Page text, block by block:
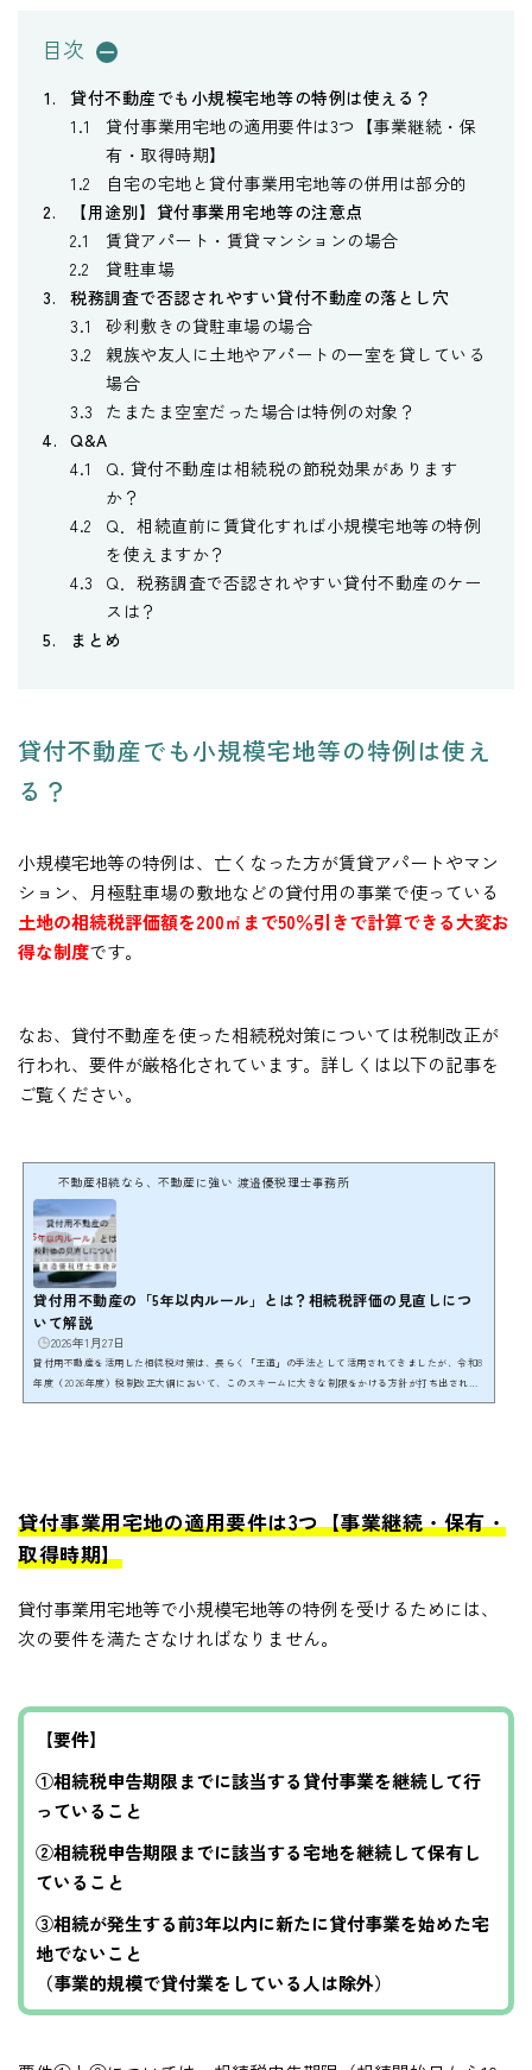
目次
貸付不動産でも小規模宅地等の特例は使える？
貸付事業用宅地の適用要件は3つ【事業継続・保
有・取得時期】
自宅の宅地と貸付事業用宅地等の併用は部分的
【用途別】貸付事業用宅地等の注意点
賃貸アパート・賃貸マンションの場合
貸駐車場
税務調査で否認されやすい貸付不動産の落とし穴
砂利敷きの貸駐車場の場合
親族や友人に土地やアパートの一室を貸している
場合
たまたま空室だった場合は特例の対象？
Q&A
Q. 貸付不動産は相続税の節税効果があります
か？
Q．相続直前に賃貸化すれば小規模宅地等の特例
を使えますか？
Q．税務調査で否認されやすい貸付不動産のケー
スは？
まとめ
貸付不動産でも小規模宅地等の特例は使え
る？
小規模宅地等の特例は、亡くなった方が賃貸アパートやマン
ション、月極駐車場の敷地などの貸付用の事業で使っている
土地の相続税評価額を200㎡まで50％引きで計算できる大変お
得な制度です。
なお、貸付不動産を使った相続税対策については税制改正が
行われ、要件が厳格化されています。詳しくは以下の記事を
ご覧ください。
不動産相続なら、不動産に強い 渡邉優税理士事務所
貸付用不動産の「5年以内ルール」とは？相続税評価の見直しにつ
いて解説
2026年1月27日
貸付用不動産を活用した相続税対策は、長らく「王道」の手法として活用されてきましたが、令和8
年度（2026年度）税制改正大綱において、このスキームに大きな制限をかける方針が打ち出されま
した。 ここでは「5年以内ルール」と言われる新制度の概要と今後の貸付用不動産の取得における
貸付事業用宅地の適用要件は3つ【事業継続・保有・
取得時期】
貸付事業用宅地等で小規模宅地等の特例を受けるためには、
次の要件を満たさなければなりません。
【要件】
①相続税申告期限までに該当する貸付事業を継続して行
っていること
②相続税申告期限までに該当する宅地を継続して保有し
ていること
③相続が発生する前3年以内に新たに貸付事業を始めた宅
地でないこと
（事業的規模で貸付業をしている人は除外）